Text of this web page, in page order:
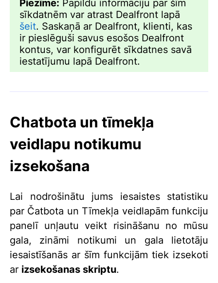
Piezīme: Papildu informāciju par šīm
sīkdatnēm var atrast Dealfront lapā
šeit. Saskaņā ar Dealfront, klienti, kas
ir pieslēguši savus esošos Dealfront
kontus, var konfigurēt sīkdatnes savā
iestatījumu lapā Dealfront.
Chatbota un tīmekļa
veidlapu notikumu
izsekošana
Lai nodrošinātu jums iesaistes statistiku
par Čatbota un Tīmekļa veidlapām funkciju
panelī unļautu veikt risināšanu no mūsu
gala, zināmi notikumi un gala lietotāju
iesaistīšanās ar šīm funkcijām tiek izsekoti
ar izsekošanas skriptu.